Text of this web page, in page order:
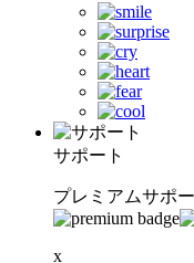
サポート
プレミアムサポ
x